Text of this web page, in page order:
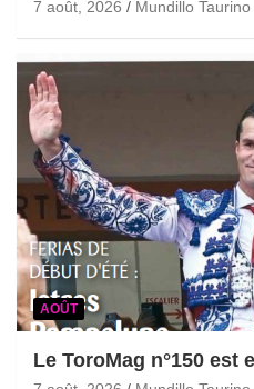
7 août, 2026 Mundillo Taurino
AOÛT
Le ToroMag n°150 est